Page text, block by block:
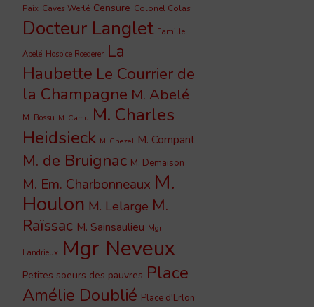
Paix Caves Werlé Censure Colonel Colas
Docteur Langlet Famille
Abelé Hospice Roederer La
Haubette Le Courrier de
la Champagne M. Abelé
M. Bossu M. Camu M. Charles
Heidsieck M. Chezel M. Compant
M. de Bruignac M. Demaison
M. Em. Charbonneaux M.
Houlon M. Lelarge M.
Raïssac M. Sainsaulieu Mgr
Landrieux Mgr Neveux
Petites soeurs des pauvres Place
Amélie Doublié Place d'Erlon